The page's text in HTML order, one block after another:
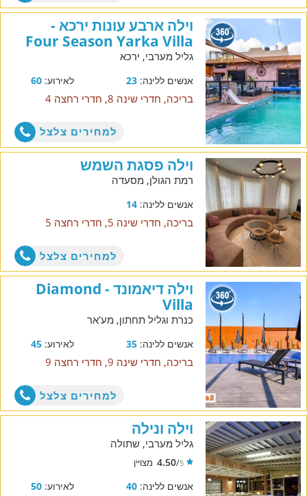
וילה ארבע עונות ירכא -
Four Season Yarka Villa
גליל מערבי, ירכא
אנשים ללינה:23 לאירוע:60
בריכה, חדרי שינה 8, חדרי רחצה 4
למחירים צלצל
וילה פסגת השמש
רמת הגולן, מסעדה
אנשים ללינה:14
בריכה, חדרי שינה 5, חדרי רחצה 5
למחירים צלצל
וילה דיאמונד - Diamond
Villa
כנרת וגליל תחתון, מע'אר
אנשים ללינה:35 לאירוע:45
בריכה, חדרי שינה 9, חדרי רחצה 9
למחירים צלצל
וילה ונילה
גליל מערבי, שתולה
5
/
4.50 מצויין
אנשים ללינה:40 לאירוע:50